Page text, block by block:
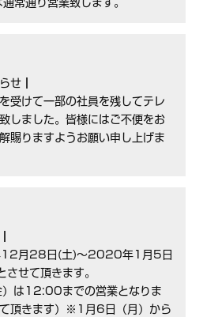
常通り営業致します。
せ┃
受けて一部の社員を残してテレ
しました。皆様にはご不便をお
賜りますようお願い申し上げま
12月28日(土)～2020年1月5日
させて頂きます。
は12:00までの営業となりま
頂きます）※1月6日（月）から